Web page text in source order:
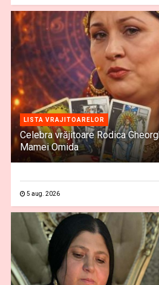
LISTA VRAJITOARELOR
Celebra vrăjitoare Rodica
Mamei Omida
5 aug. 2026